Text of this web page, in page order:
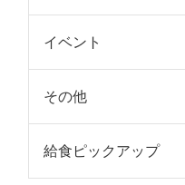
イベント
その他
給食ピックアップ